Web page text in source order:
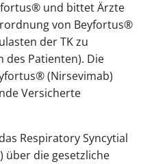
und bittet Ärzte
von Beyfortus®
der TK zu
des Patienten). Die
(Nirsevimab)
Versicherte
Respiratory Syncytial
über die gesetzliche